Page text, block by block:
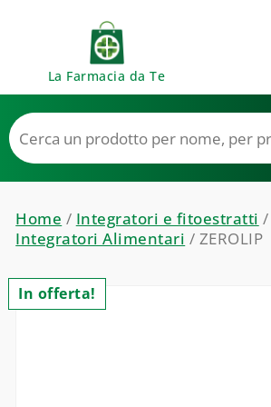
La Farmacia da Te
Home / Integratori e fitoestratti /
Integratori Alimentari / ZEROLIP
In offerta!